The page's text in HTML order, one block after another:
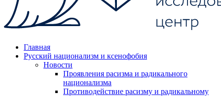
Главная
Русский национализм и ксенофобия
Новости
Проявления расизма и радикального
национализма
Противодействие расизму и радикальному